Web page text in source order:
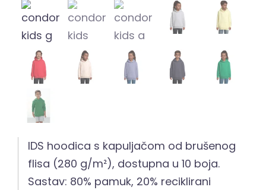
IDS hoodica s kapuljačom od brušenog
flisa (280 g/m²), dostupna u 10 boja.
Sastav: 80% pamuk, 20% reciklirani